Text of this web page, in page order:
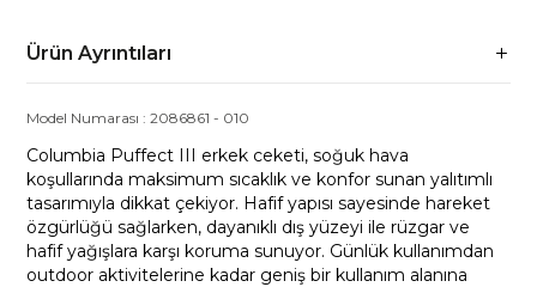
Ürün Ayrıntıları
Model Numarası :2086861 - 010
Columbia Puffect III erkek ceketi, soğuk hava
koşullarında maksimum sıcaklık ve konfor sunan yalıtımlı
tasarımıyla dikkat çekiyor. Hafif yapısı sayesinde hareket
özgürlüğü sağlarken, dayanıklı dış yüzeyi ile rüzgar ve
hafif yağışlara karşı koruma sunuyor. Günlük kullanımdan
outdoor aktivitelerine kadar geniş bir kullanım alanına